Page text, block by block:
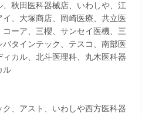
秋田医科器械店、いわしや、江
、大塚商店、岡崎医療、共立医
ーア、三櫻、サンセイ医機、三
バタインテック、テスコ、南部医
カル、北斗医理科、丸木医科器
ル
、アスト、いわしや西方医科器